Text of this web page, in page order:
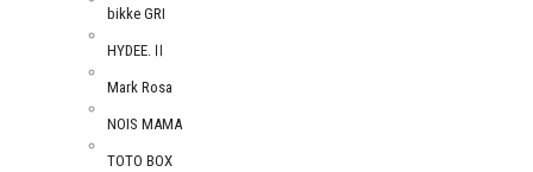
bikke GRI
HYDEE.Ⅱ
Mark Rosa
NOIS MAMA
TOTO BOX